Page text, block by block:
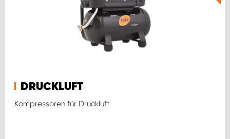
DRUCKLUFT
Kompressoren für Druckluft